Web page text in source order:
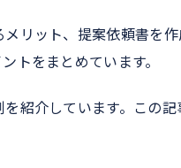
リット、提案依頼書を
トをまとめています。
紹介しています。この記